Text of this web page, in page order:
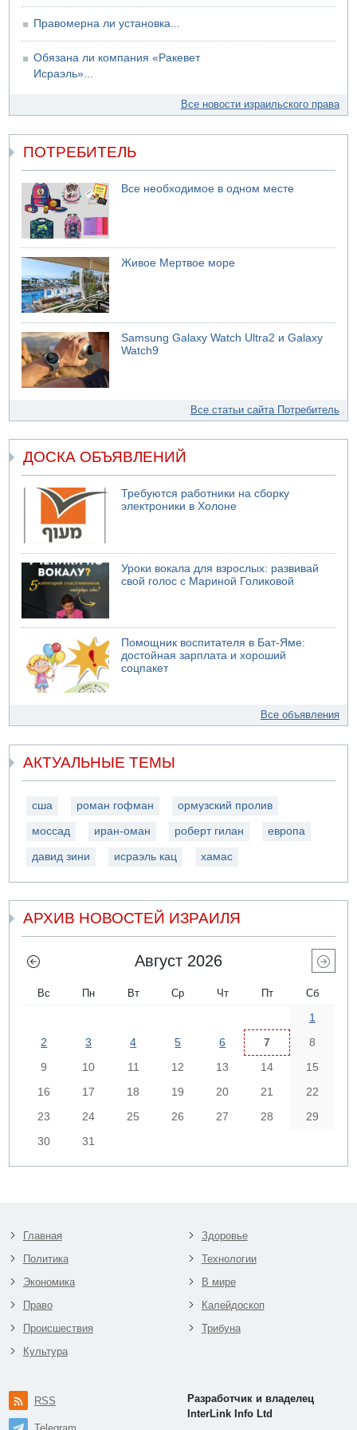
Правомерна ли установка...
Обязана ли компания «Ракевет
Исраэль»...
Все новости израильского права
ПОТРЕБИТЕЛЬ
Все необходимое в одном месте
Живое Мертвое море
Samsung Galaxy Watch Ultra2 и Galaxy
Watch9
Все статьи сайта Потребитель
ДОСКА ОБЪЯВЛЕНИЙ
Требуются работники на сборку
электроники в Холоне
Уроки вокала для взрослых: развивай
свой голос с Мариной Голиковой
Помощник воспитателя в Бат-Яме:
достойная зарплата и хороший
соцпакет
Все объявления
АКТУАЛЬНЫЕ ТЕМЫ
сша роман гофман ормузский пролив
моссад иран-оман роберт гилан европа
давид зини исраэль кац хамас
АРХИВ НОВОСТЕЙ ИЗРАИЛЯ
Август 2026
Вс Пн Вт Ср Чт Пт Сб
1
2
3 4 5 6 7
8
9
10 11 12 13 14
15
16
17 18 19 20 21
22
23
24 25 26 27 28
29
30
31
Главная
Политика
Экономика
Право
Происшествия
Культура
Здоровье
Технологии
В мире
Калейдоскоп
Трибуна
RSS
Разработчик и владелец
InterLink Info Ltd